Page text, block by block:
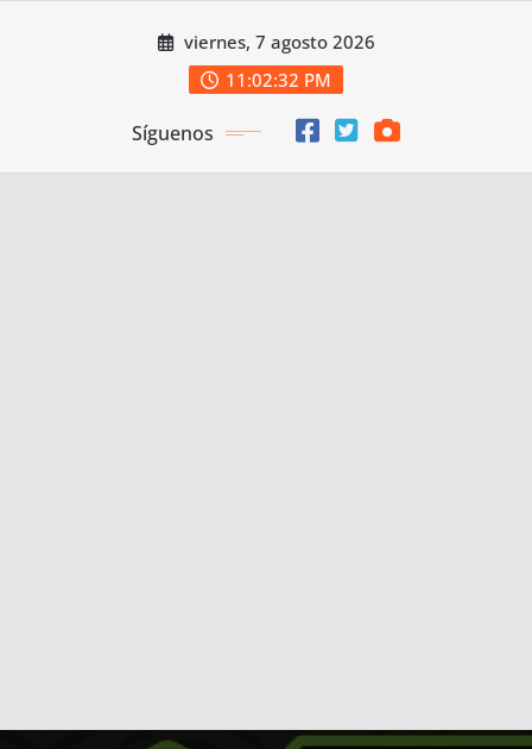
viernes, 7 agosto 2026
11:02:33 PM
Síguenos